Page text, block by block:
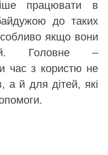
працювати в
до таких
якщо вони
Головне –
час з користю не
а й для дітей, які